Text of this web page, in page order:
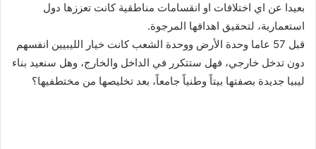
بعيدا عن اي اختلافات او انقسامات مناطقية كانت تعززها دول
استعمارية، لتحقيق اهدافها المرجوة.
قبل 57 عاما وحدة الأرض ووحدة الشعب كانت خيار الليبيين انفسهم
دون تدخل خارجي، فهل ستتكرر في الداخل والخارج، وهل سنعيد بناء
ليبيا جديدة بصفتها بيتاً وطنياً جامعاً، بعد تخليصها من مختطفيها؟